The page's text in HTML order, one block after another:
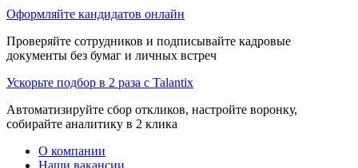
Оформляйте кандидатов онлайн
Проверяйте сотрудников и подписывайте кадровые
документы без бумаг и личных встреч
Ускорьте подбор в 2 раза с Talantix
Автоматизируйте сбор откликов, настройте воронку,
собирайте аналитику в 2 клика
О компании
Наши вакансии